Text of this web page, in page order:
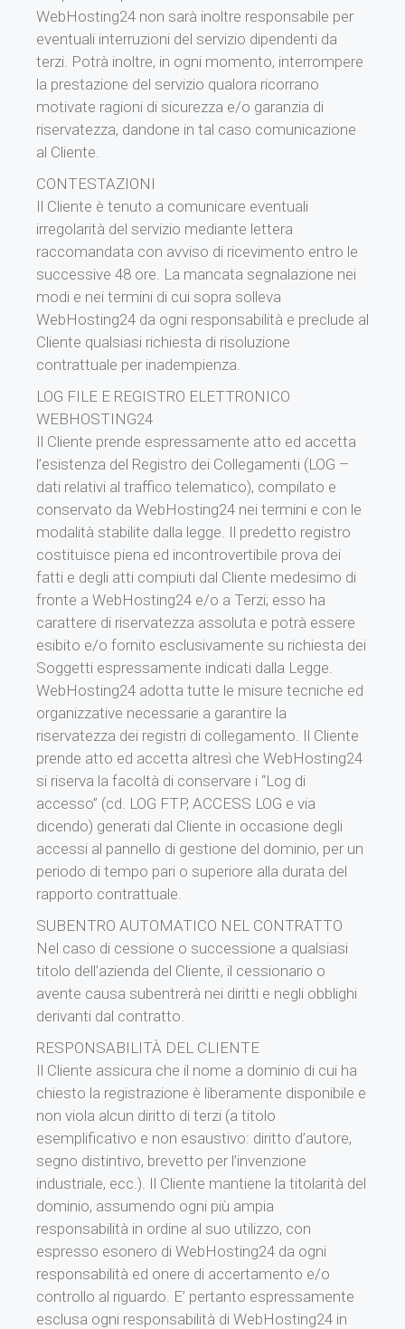
WebHosting24 non sarà inoltre responsabile per
eventuali interruzioni del servizio dipendenti da
terzi. Potrà inoltre, in ogni momento, interrompere
la prestazione del servizio qualora ricorrano
motivate ragioni di sicurezza e/o garanzia di
riservatezza, dandone in tal caso comunicazione
al Cliente.
CONTESTAZIONI
Il Cliente è tenuto a comunicare eventuali
irregolarità del servizio mediante lettera
raccomandata con avviso di ricevimento entro le
successive 48 ore. La mancata segnalazione nei
modi e nei termini di cui sopra solleva
WebHosting24 da ogni responsabilità e preclude al
Cliente qualsiasi richiesta di risoluzione
contrattuale per inadempienza.
LOG FILE E REGISTRO ELETTRONICO
WEBHOSTING24
Il Cliente prende espressamente atto ed accetta
l’esistenza del Registro dei Collegamenti (LOG –
dati relativi al traffico telematico), compilato e
conservato da WebHosting24 nei termini e con le
modalità stabilite dalla legge. Il predetto registro
costituisce piena ed incontrovertibile prova dei
fatti e degli atti compiuti dal Cliente medesimo di
fronte a WebHosting24 e/o a Terzi; esso ha
carattere di riservatezza assoluta e potrà essere
esibito e/o fornito esclusivamente su richiesta dei
Soggetti espressamente indicati dalla Legge.
WebHosting24 adotta tutte le misure tecniche ed
organizzative necessarie a garantire la
riservatezza dei registri di collegamento. Il Cliente
prende atto ed accetta altresì che WebHosting24
si riserva la facoltà di conservare i “Log di
accesso” (cd. LOG FTP, ACCESS LOG e via
dicendo) generati dal Cliente in occasione degli
accessi al pannello di gestione del dominio, per un
periodo di tempo pari o superiore alla durata del
rapporto contrattuale.
SUBENTRO AUTOMATICO NEL CONTRATTO
Nel caso di cessione o successione a qualsiasi
titolo dell’azienda del Cliente, il cessionario o
avente causa subentrerà nei diritti e negli obblighi
derivanti dal contratto.
RESPONSABILITÀ DEL CLIENTE
Il Cliente assicura che il nome a dominio di cui ha
chiesto la registrazione è liberamente disponibile e
non viola alcun diritto di terzi (a titolo
esemplificativo e non esaustivo: diritto d’autore,
segno distintivo, brevetto per l’invenzione
industriale, ecc.). Il Cliente mantiene la titolarità del
dominio, assumendo ogni più ampia
responsabilità in ordine al suo utilizzo, con
espresso esonero di WebHosting24 da ogni
responsabilità ed onere di accertamento e/o
controllo al riguardo. E’ pertanto espressamente
esclusa ogni responsabilità di WebHosting24 in